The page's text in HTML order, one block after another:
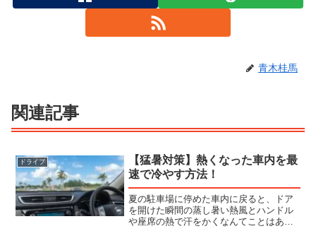
青木桂馬
関連記事
ドライブ
【猛暑対策】熱くなった車内を最
速で冷やす方法！
夏の駐車場に停めた車内に戻ると、ドア
を開けた瞬間の蒸し暑い熱風とハンドル
や座席の熱で汗をかくなんてことはあり